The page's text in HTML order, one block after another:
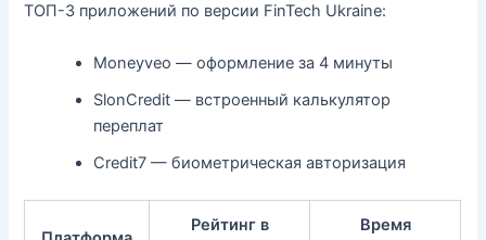
ТОП-3 приложений по версии FinTech Ukraine:
Moneyveo — оформление за 4 минуты
SlonCredit — встроенный калькулятор
переплат
Credit7 — биометрическая авторизация
Рейтинг в Время